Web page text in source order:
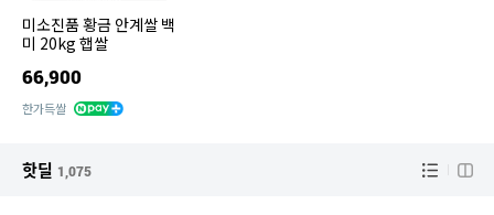
미소진품 황금 안계쌀 백
미 20kg 햅쌀
66,900
한가득쌀
핫딜 1,075